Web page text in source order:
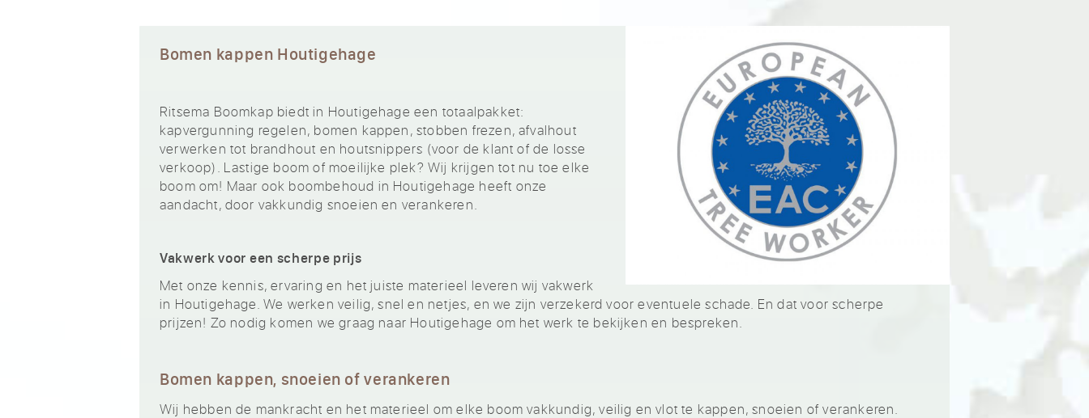
Bomen kappen Houtigehage
Ritsema Boomkap biedt in Houtigehage een totaalpakket:
kapvergunning regelen, bomen kappen, stobben frezen, afvalhout
verwerken tot brandhout en houtsnippers (voor de klant of de losse
verkoop). Lastige boom of moeilijke plek? Wij krijgen tot nu toe elke
boom om! Maar ook boombehoud in Houtigehage heeft onze
aandacht, door vakkundig snoeien en verankeren.
Vakwerk voor een scherpe prijs
Met onze kennis, ervaring en het juiste materieel leveren wij vakwerk
in Houtigehage. We werken veilig, snel en netjes, en we zijn verzekerd voor eventuele schade. En dat voor scherpe
prijzen! Zo nodig komen we graag naar Houtigehage om het werk te bekijken en bespreken.
Bomen kappen, snoeien of verankeren
Wij hebben de mankracht en het materieel om elke boom vakkundig, veilig en vlot te kappen, snoeien of verankeren.